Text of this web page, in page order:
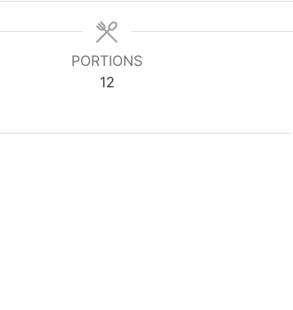
PORTIONS
12